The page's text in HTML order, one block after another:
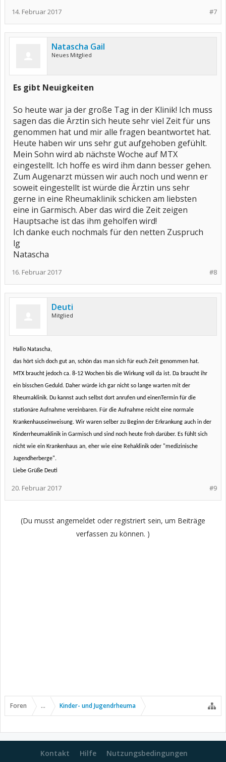
#7
14. Februar 2017
Natascha Gail
Neues Mitglied
Es gibt Neuigkeiten
So heute war ja der große Tag in der Klinik! Ich muss
sagen das die Ärztin sich heute sehr viel Zeit für uns
genommen hat und mir alle fragen beantwortet hat.
Heute haben wir uns sehr gut aufgehoben gefühlt.
Mein Sohn wird ab nächste Woche auf MTX
eingestellt. Ich hoffe es wird ihm dann besser gehen.
Zum Augenarzt müssen wir auch noch und wenn er
soweit eingestellt ist würde die Ärztin uns sehr
gerne in eine Rheumaklinik schicken am liebsten
eine in Garmisch. Aber das wird die Zeit zeigen
Hauptsache ist das ihm geholfen wird!
Ich danke euch nochmals für den netten Zuspruch
lg
Natascha
#8
16. Februar 2017
Deuti
Mitglied
Hallo Natascha,
das hört sich doch gut an, schön das man sich für euch Zeit genommen hat.
MTX braucht jedoch ca. 8-12 Wochen bis die Wirkung voll da ist. Da braucht ihr
ein bisschen Geduld. Daher würde ich gar nicht so lange warten mit der
Rheumaklinik. Du kannst auch selbst dort anrufen und einenTermin für die
stationäre Aufnahme vereinbaren. Für die Aufnahme reicht eine normale
Krankenhauseinweisung. Wir waren selber zu Beginn der Erkrankung auch in der
Kinderrheumaklinik in Garmisch und sind noch heute froh darüber. Es fühlt sich
nicht wie ein Krankenhaus an, eher wie eine Rehaklinik oder "medizinische
Jugendherberge".
Liebe Grüße Deuti
#9
20. Februar 2017
(Du musst angemeldet oder registriert sein, um Beiträge
verfassen zu können. )
Foren ... Kinder- und Jugendrheuma
Kontakt Hilfe Nutzungsbedingungen